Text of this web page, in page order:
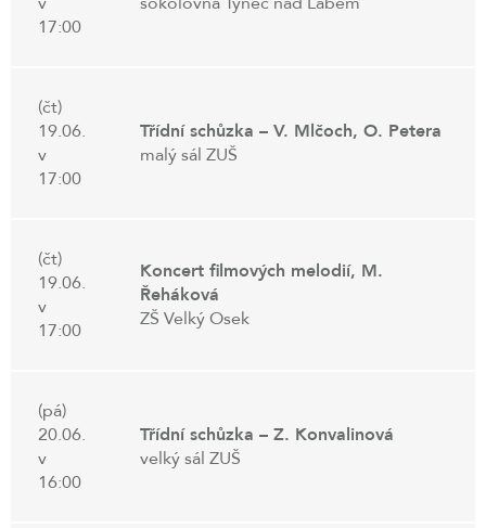
17:00
(čt)
19.06.
v
17:00
Třídní schůzka – V. Mlčoch, O. Petera
malý sál ZUŠ
(čt)
19.06.
v
17:00
Koncert filmových melodií, M.
Řeháková
ZŠ Velký Osek
(pá)
20.06.
v
16:00
Třídní schůzka – Z. Konvalinová
velký sál ZUŠ